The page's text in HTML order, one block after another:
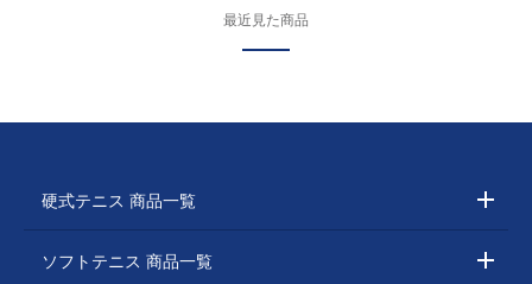
最近見た商品
硬式テニス 商品一覧
ソフトテニス 商品一覧